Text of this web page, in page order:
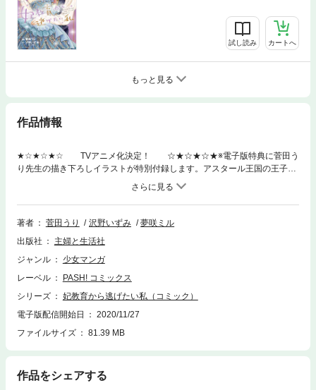
試し読み カートへ
もっと見る
作品情報
★☆★☆★☆ TVアニメ化決定！ ☆★☆★☆★※電子版特典に菅田う
り先生の描き下ろしイラストが特別付録します。アスタール王国の王子・
クラークの婚約者として、幼い頃から妃教育を受けてきたレティシア。釣
りや木登りが大好きなレティシアにとって、王子の婚約者という立場や妃
教育は苦痛だった。「いつか他に妃候補が現れたら、婚約破棄してもら
う」その野望だけを心の支えに生きてきた。ある日、王子が見知らぬ女性
だが…？婚約破棄したい妃候補VS結婚したい王子のドタバタ胸キュンバト
ル開幕!!
著者 菅田うり 沢野いずみ
夢咲ミル
出版社
主婦と生活社
ジャンル
少女マンガ
レーベル
PASH! コミックス
シリーズ
妃教育から逃げたい私（コミック）
電子版配信開始日
2020/11/27
ファイルサイズ
81.39 MB
作品をシェアする